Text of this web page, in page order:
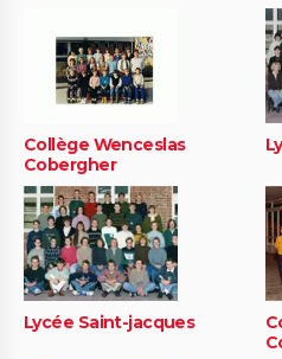
Collège Wenceslas
Cobergher
Lycée Saint-jacques